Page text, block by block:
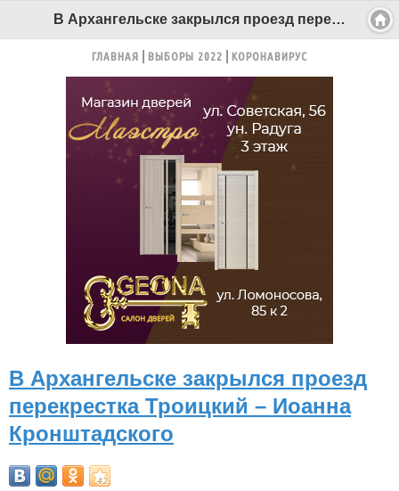
В Архангельске закрылся проезд перекрестка Троицкий – Иоанна Кронштадского - Беломорканал Северодвинск tv29.ru
ГЛАВНАЯ ВЫБОРЫ 2022 КОРОНАВИРУС
В Архангельске закрылся проезд
перекрестка Троицкий – Иоанна
Кронштадского